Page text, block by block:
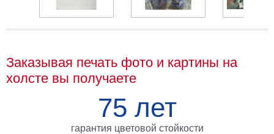
холсте
размеров
Заказывая печать фото и картины на
холсте вы получаете
75 лет
гарантия цветовой стойкости